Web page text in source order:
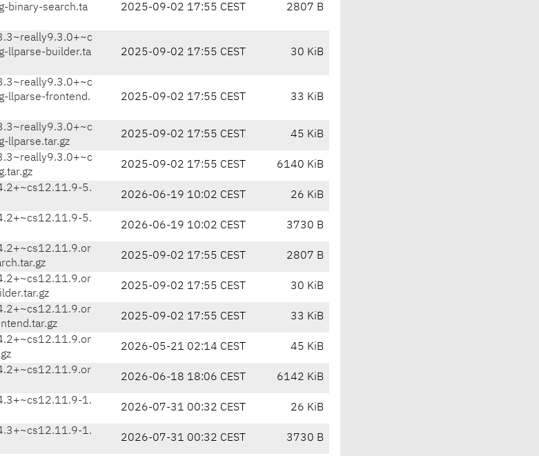
binary-search.ta
2025-09-02 17:55 CEST 2807 B
llparse-builder.ta
2025-09-02 17:55 CEST 30 KiB
llparse-frontend.
2025-09-02 17:55 CEST 33 KiB
llparse.tar.gz
2025-09-02 17:55 CEST 45 KiB
2025-09-02 17:55 CEST 6140 KiB
5.
2026-06-19 10:02 CEST 26 KiB
5.
2026-06-19 10:02 CEST 3730 B
2025-09-02 17:55 CEST 2807 B
2025-09-02 17:55 CEST 30 KiB
2025-09-02 17:55 CEST 33 KiB
2026-05-21 02:14 CEST 45 KiB
2026-06-18 18:06 CEST 6142 KiB
1.
2026-07-31 00:32 CEST 26 KiB
1.
2026-07-31 00:32 CEST 3730 B